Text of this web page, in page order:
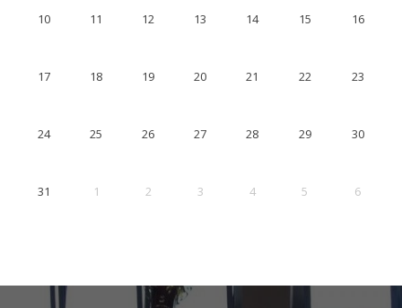
10 11 12 13 14 15 16
17 18 19 20 21 22 23
24 25 26 27 28 29 30
31 1 2 3 4 5 6